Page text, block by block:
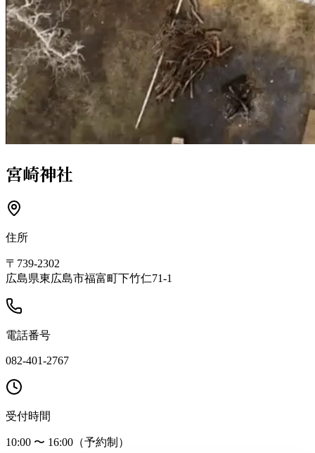
宮崎神社
住所
〒739-2302
広島県東広島市福富町下竹仁71-1
電話番号
082-401-2767
受付時間
10:00 〜 16:00（予約制）